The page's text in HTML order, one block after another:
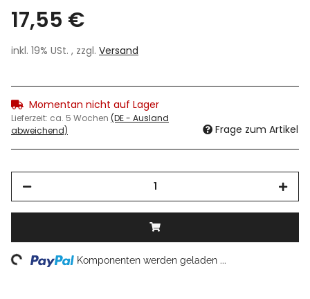
17,55 €
inkl. 19% USt. , zzgl. Versand
Momentan nicht auf Lager
Lieferzeit: ca. 5 Wochen (DE - Ausland
abweichend)
Frage zum Artikel
Komponenten werden geladen ...